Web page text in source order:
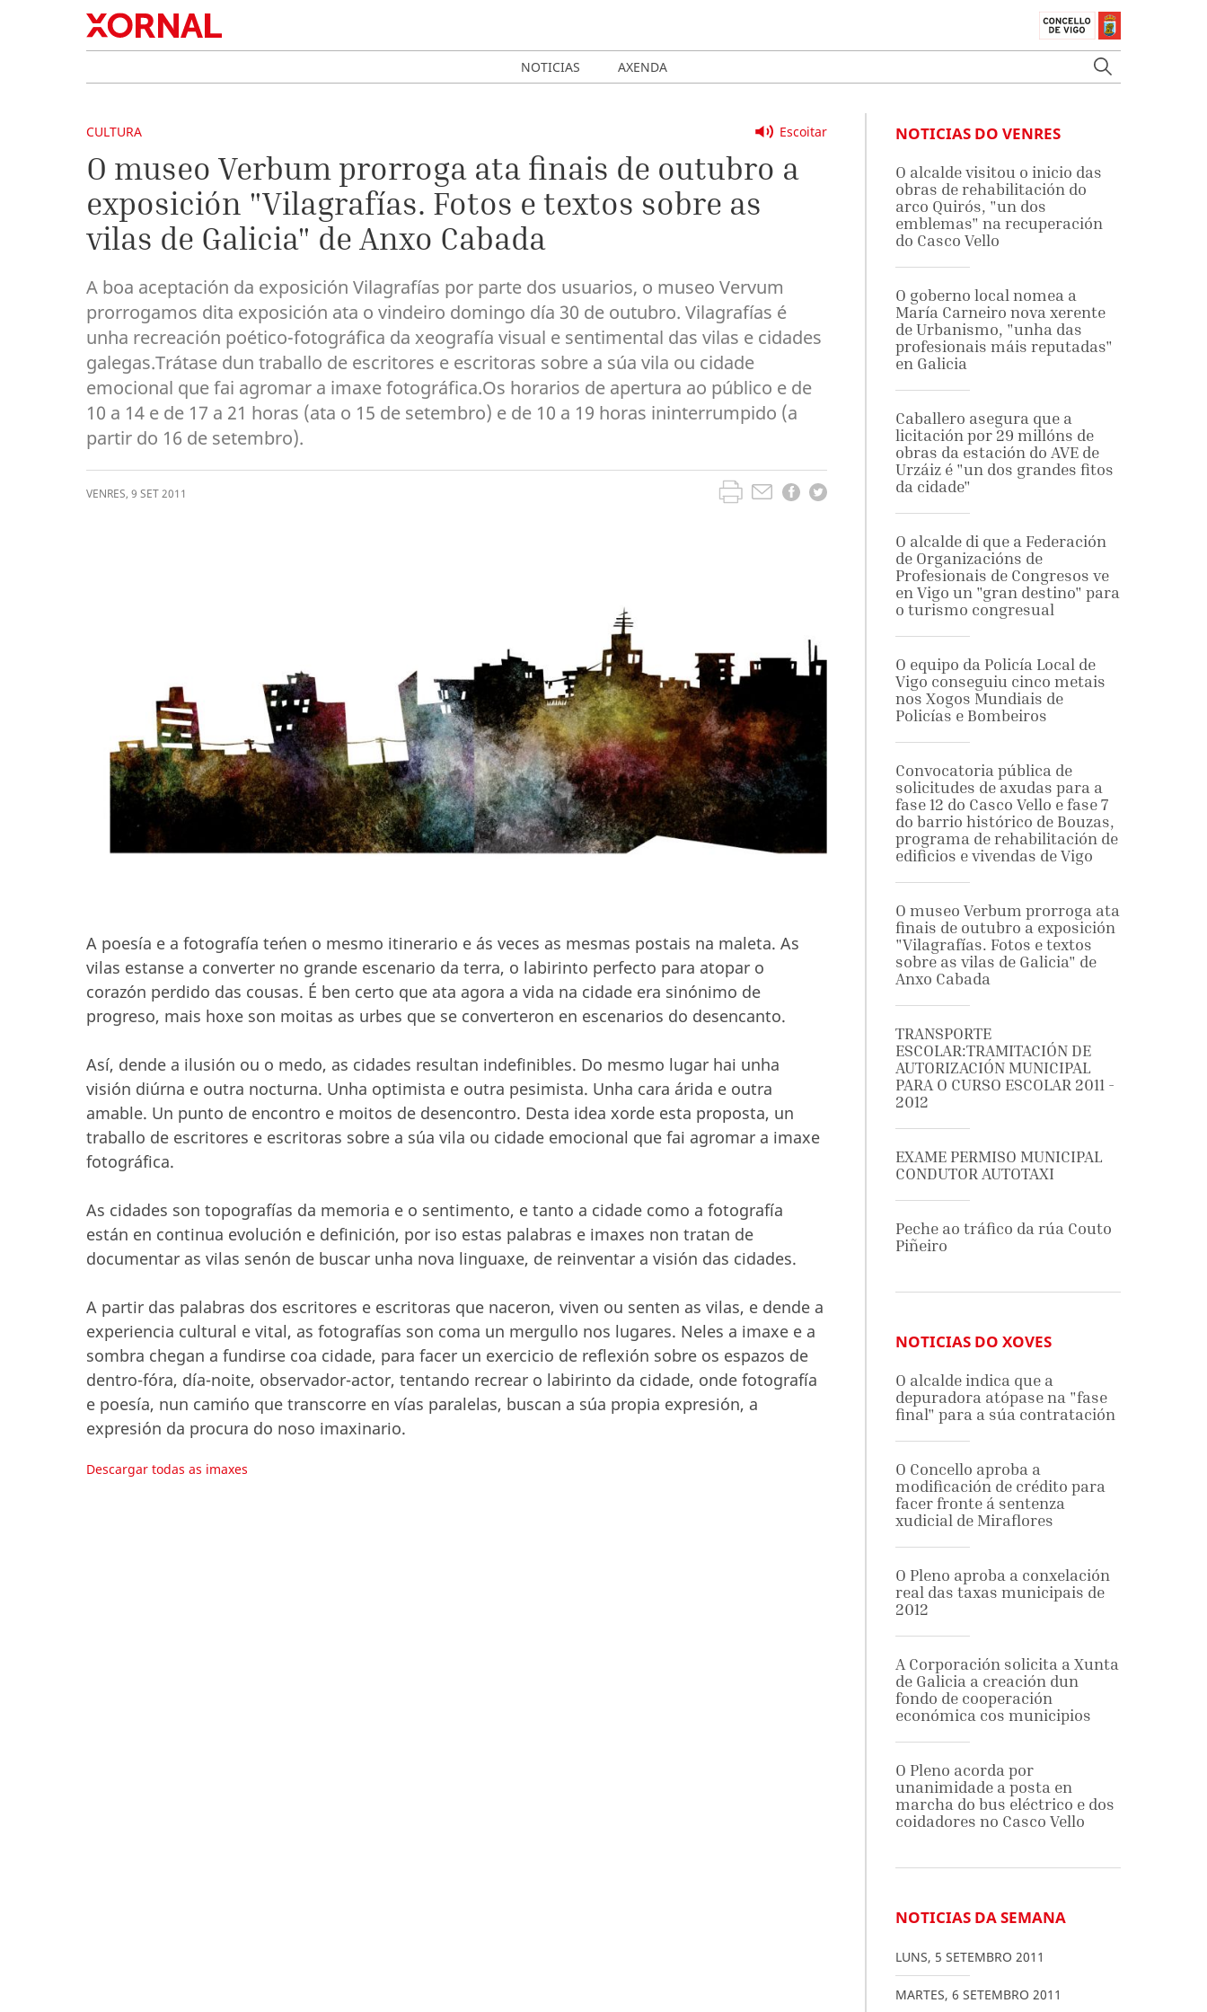
NOTICIAS AXENDA
Escoitar
CULTURA
O museo Verbum prorroga ata finais de outubro a
exposición "Vilagrafías. Fotos e textos sobre as
vilas de Galicia" de Anxo Cabada
A boa aceptación da exposición Vilagrafías por parte dos usuarios, o museo Vervum
prorrogamos dita exposición ata o vindeiro domingo día 30 de outubro. Vilagrafías é
unha recreación poético-fotográfica da xeografía visual e sentimental das vilas e cidades
galegas.Trátase dun traballo de escritores e escritoras sobre a súa vila ou cidade
emocional que fai agromar a imaxe fotográfica.Os horarios de apertura ao público e de
10 a 14 e de 17 a 21 horas (ata o 15 de setembro) e de 10 a 19 horas ininterrumpido (a
partir do 16 de setembro).
VENRES, 9 SET2011
A poesía e a fotografía teńen o mesmo itinerario e ás veces as mesmas postais na maleta. As
vilas estanse a converter no grande escenario da terra, o labirinto perfecto para atopar o
corazón perdido das cousas. É ben certo que ata agora a vida na cidade era sinónimo de
progreso, mais hoxe son moitas as urbes que se converteron en escenarios do desencanto.
Así, dende a ilusión ou o medo, as cidades resultan indefinibles. Do mesmo lugar hai unha
visión diúrna e outra nocturna. Unha optimista e outra pesimista. Unha cara árida e outra
amable. Un punto de encontro e moitos de desencontro. Desta idea xorde esta proposta, un
traballo de escritores e escritoras sobre a súa vila ou cidade emocional que fai agromar a imaxe
fotográfica.
As cidades son topografías da memoria e o sentimento, e tanto a cidade como a fotografía
están en continua evolución e definición, por iso estas palabras e imaxes non tratan de
documentar as vilas senón de buscar unha nova linguaxe, de reinventar a visión das cidades.
A partir das palabras dos escritores e escritoras que naceron, viven ou senten as vilas, e dende a
experiencia cultural e vital, as fotografías son coma un mergullo nos lugares. Neles a imaxe e a
sombra chegan a fundirse coa cidade, para facer un exercicio de reflexión sobre os espazos de
dentro-fóra, día-noite, observador-actor, tentando recrear o labirinto da cidade, onde fotografía
e poesía, nun camińo que transcorre en vías paralelas, buscan a súa propia expresión, a
expresión da procura do noso imaxinario.
Descargar todas as imaxes
NOTICIAS DO VENRES
O alcalde visitou o inicio das
obras de rehabilitación do
arco Quirós, "un dos
emblemas" na recuperación
do Casco Vello
O goberno local nomea a
María Carneiro nova xerente
de Urbanismo, "unha das
profesionais máis reputadas"
en Galicia
Caballero asegura que a
licitación por 29 millóns de
obras da estación do AVE de
Urzáiz é "un dos grandes fitos
da cidade"
O alcalde di que a Federación
de Organizacións de
Profesionais de Congresos ve
en Vigo un "gran destino" para
o turismo congresual
O equipo da Policía Local de
Vigo conseguiu cinco metais
nos Xogos Mundiais de
Policías e Bombeiros
Convocatoria pública de
solicitudes de axudas para a
fase 12 do Casco Vello e fase 7
do barrio histórico de Bouzas,
programa de rehabilitación de
edificios e vivendas de Vigo
O museo Verbum prorroga ata
finais de outubro a exposición
"Vilagrafías. Fotos e textos
sobre as vilas de Galicia" de
Anxo Cabada
TRANSPORTE
ESCOLAR:TRAMITACIÓN DE
AUTORIZACIÓN MUNICIPAL
PARA O CURSO ESCOLAR 2011 -
2012
EXAME PERMISO MUNICIPAL
CONDUTOR AUTOTAXI
Peche ao tráfico da rúa Couto
Piñeiro
NOTICIAS DO XOVES
O alcalde indica que a
depuradora atópase na "fase
final" para a súa contratación
O Concello aproba a
modificación de crédito para
facer fronte á sentenza
xudicial de Miraflores
O Pleno aproba a conxelación
real das taxas municipais de
2012
A Corporación solicita a Xunta
de Galicia a creación dun
fondo de cooperación
económica cos municipios
O Pleno acorda por
unanimidade a posta en
marcha do bus eléctrico e dos
coidadores no Casco Vello
NOTICIAS DA SEMANA
LUNS, 5 SETEMBRO 2011
MARTES, 6 SETEMBRO 2011